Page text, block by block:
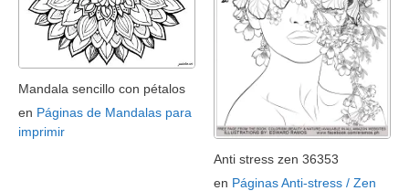
Mandala sencillo con pétalos
en Páginas de Mandalas para
imprimir
Anti stress zen 36353
en Páginas Anti-stress / Zen